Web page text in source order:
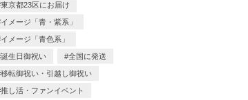
東京都23区にお届け
イメージ「青・紫系」
イメージ「青色系」
誕生日御祝い 全国に発送
移転御祝い・引越し御祝い
推し活・ファンイベント